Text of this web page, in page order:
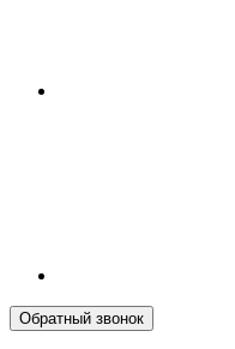
Обратный звонок